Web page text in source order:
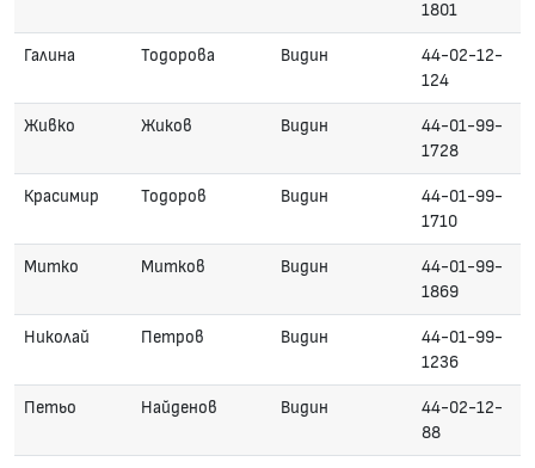
1801
Галина Тодорова Видин
44-02-12-
124
Живко Жиков Видин
44-01-99-
1728
Красимир Тодоров Видин
44-01-99-
1710
Митко Митков Видин
44-01-99-
1869
Николай Петров Видин
44-01-99-
1236
Петьо Найденов Видин
44-02-12-
88